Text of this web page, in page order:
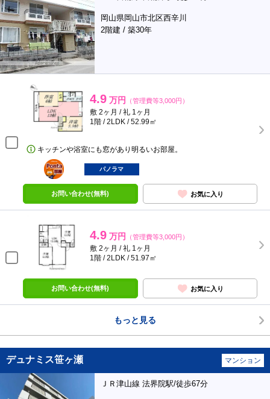
岡山県岡山市北区西辛川
2階建 / 築30年
4.9 万円 （管理費等3,000円）
敷 2ヶ月 / 礼 1ヶ月
1階 / 2LDK / 52.99㎡
キッチンや浴室にも窓があり明るいお部屋。
ポンタ
部屋
パノラマ
お問い合わせ(無料) お気に入り
4.9 万円 （管理費等3,000円）
敷 2ヶ月 / 礼 1ヶ月
1階 / 2LDK / 51.97㎡
お問い合わせ(無料) お気に入り
もっと見る
デュナミス笹ヶ瀬 マンション
ＪＲ津山線 法界院駅/徒歩67分